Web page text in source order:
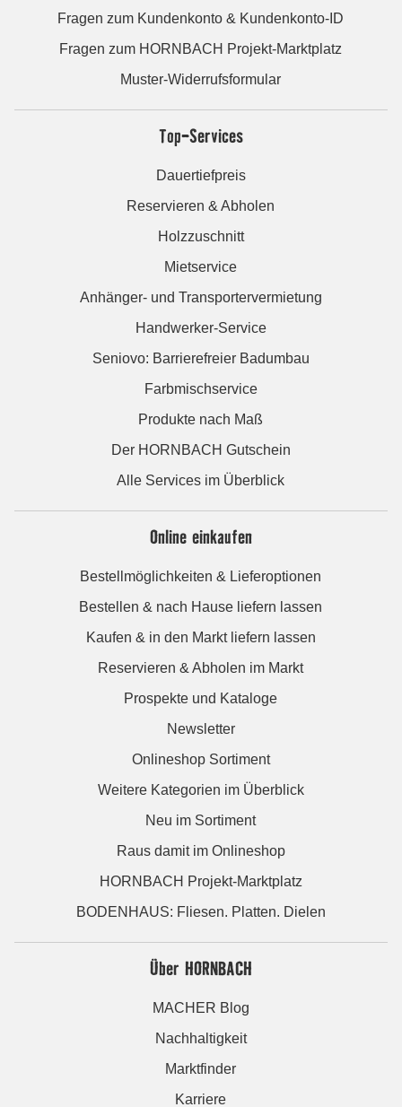
Fragen zum Kundenkonto & Kundenkonto-ID
Fragen zum HORNBACH Projekt-Marktplatz
Muster-Widerrufsformular
Top-Services
Dauertiefpreis
Reservieren & Abholen
Holzzuschnitt
Mietservice
Anhänger- und Transportervermietung
Handwerker-Service
Seniovo: Barrierefreier Badumbau
Farbmischservice
Produkte nach Maß
Der HORNBACH Gutschein
Alle Services im Überblick
Online einkaufen
Bestellmöglichkeiten & Lieferoptionen
Bestellen & nach Hause liefern lassen
Kaufen & in den Markt liefern lassen
Reservieren & Abholen im Markt
Prospekte und Kataloge
Newsletter
Onlineshop Sortiment
Weitere Kategorien im Überblick
Neu im Sortiment
Raus damit im Onlineshop
HORNBACH Projekt-Marktplatz
BODENHAUS: Fliesen. Platten. Dielen
Über HORNBACH
MACHER Blog
Nachhaltigkeit
Marktfinder
Karriere